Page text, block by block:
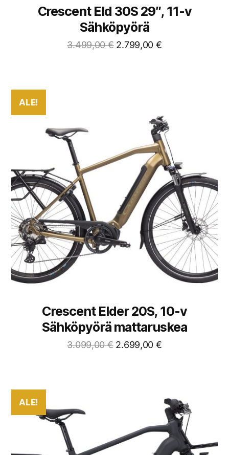
Crescent Eld 30S 29″, 11-v
Sähköpyörä
3.499,00€ 2.799,00 €
ALE!
Crescent Elder 20S, 10-v
Sähköpyörä mattaruskea
3.099,00€ 2.699,00 €
ALE!